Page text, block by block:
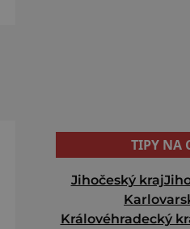
TIPY NA
Jihočeský kraj
Královéhradecký